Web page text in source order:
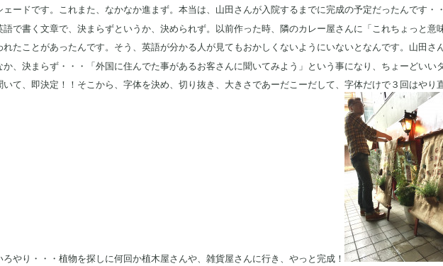
ェードです。これまた、なかなか進まず。本当は、山田さんが入院するまでに完成の予定だったんです・
語で書く文章で、決まらずというか、決められず。以前作った時、隣のカレー屋さんに「これちょっと意
れたことがあったんです。そう、英語が分かる人が見てもおかしくないようにいないとなんです。山田さ
か、決まらず・・・「外国に住んでた事があるお客さんに聞いてみよう」という事になり、ちょーどいい
いて、即決定！！そこから、字体を決め、切り抜き、大きさであーだこーだして、字体だけで３回はや
ろやり・・・植物を探しに何回か植木屋さんや、雑貨屋さんに行き、やっと完成！